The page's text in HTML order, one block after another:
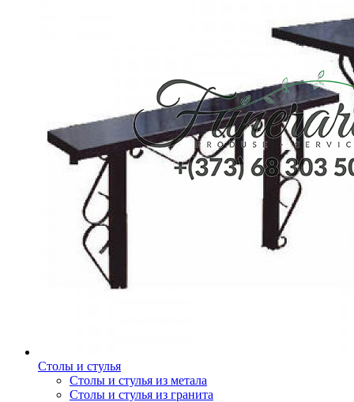
Столы и стулья
Столы и стулья из метала
Столы и стулья из гранита